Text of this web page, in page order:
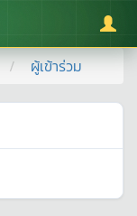
ผู้เข้าร่วม